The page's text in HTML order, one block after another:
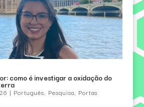
como é investigar a oxidação do
| Português, Pesquisa, Portas